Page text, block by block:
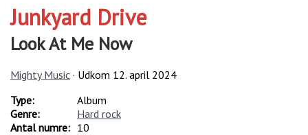
Junkyard Drive
Look At Me Now
Mighty Music · Udkom 12. april 2024
Type:
Album
Genre:
Hard rock
Antal numre: 10